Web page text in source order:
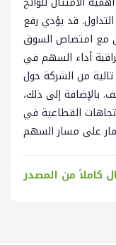
قد يؤدي رفع
مع امتصاص السوق
أداء السهم في
تالية من الشركة حول
بالإضافة إلى ذلك،
القطاعية في